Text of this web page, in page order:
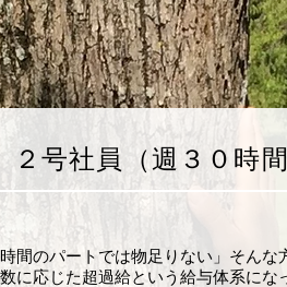
号社員（週３０時
間のパートでは物足りない」そん
に応じた超過給という給与体系にな